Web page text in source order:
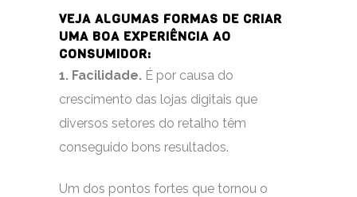
VEJA ALGUMAS FORMAS DE CRIAR
UMA BOA EXPERIÊNCIA AO
CONSUMIDOR:
1. Facilidade. É por causa do
crescimento das lojas digitais que
diversos setores do retalho têm
conseguido bons resultados.
Um dos pontos fortes que tornou o